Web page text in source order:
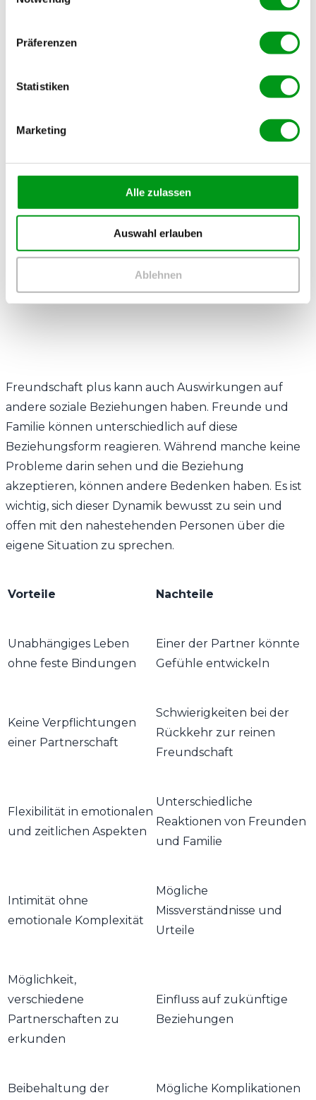
Präferenzen
Statistiken
Marketing
Alle zulassen
Auswahl erlauben
Ablehnen
Freundschaft plus kann auch Auswirkungen auf
andere soziale Beziehungen haben. Freunde und
Familie können unterschiedlich auf diese
Beziehungsform reagieren. Während manche keine
Probleme darin sehen und die Beziehung
akzeptieren, können andere Bedenken haben. Es ist
wichtig, sich dieser Dynamik bewusst zu sein und
offen mit den nahestehenden Personen über die
eigene Situation zu sprechen.
Vorteile Nachteile
Unabhängiges Leben
ohne feste Bindungen
Einer der Partner könnte
Gefühle entwickeln
Keine Verpflichtungen
einer Partnerschaft
Schwierigkeiten bei der
Rückkehr zur reinen
Freundschaft
Flexibilität in emotionalen
und zeitlichen Aspekten
Unterschiedliche
Reaktionen von Freunden
und Familie
Intimität ohne
emotionale Komplexität
Mögliche
Missverständnisse und
Urteile
Möglichkeit,
verschiedene
Partnerschaften zu
erkunden
Einfluss auf zukünftige
Beziehungen
Beibehaltung der
Mögliche Komplikationen